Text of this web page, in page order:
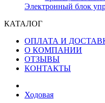
Электронный блок
КАТАЛОГ
ОПЛАТА И
О КОМПАНИИ
ОТЗЫВЫ
КОНТАКТЫ
Ходовая